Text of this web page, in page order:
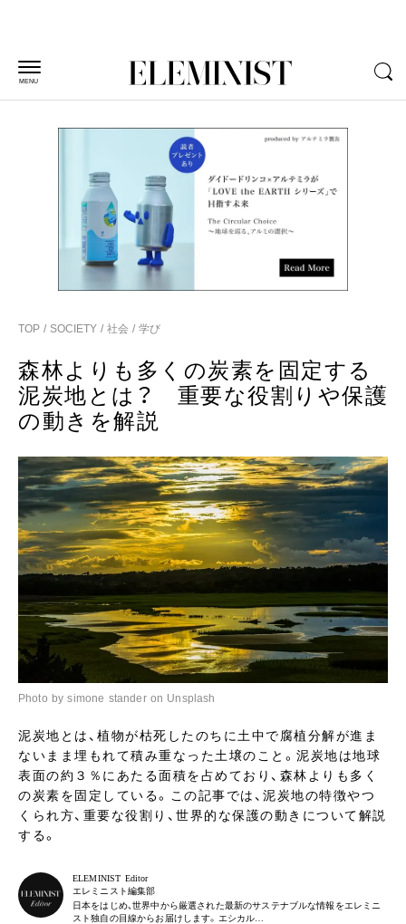
MENU
TOP SOCIETY 社会 学び
森林よりも多くの炭素を固定する
泥炭地とは？ 重要な役割りや保護
の動きを解説
Photo by simone stander on Unsplash
泥炭地とは、植物が枯死したのちに土中で腐植分解が進ま
ないまま埋もれて積み重なった土壌のこと。泥炭地は地球
表面の約３％にあたる面積を占めており、森林よりも多く
の炭素を固定している。この記事では、泥炭地の特徴やつ
くられ方、重要な役割り、世界的な保護の動きについて解説
する。
ELEMINIST Editor
エレミニスト編集部
日本をはじめ、世界中から厳選された最新のサステナブルな情報をエレミニ
スト独自の目線からお届けします。エシカル…